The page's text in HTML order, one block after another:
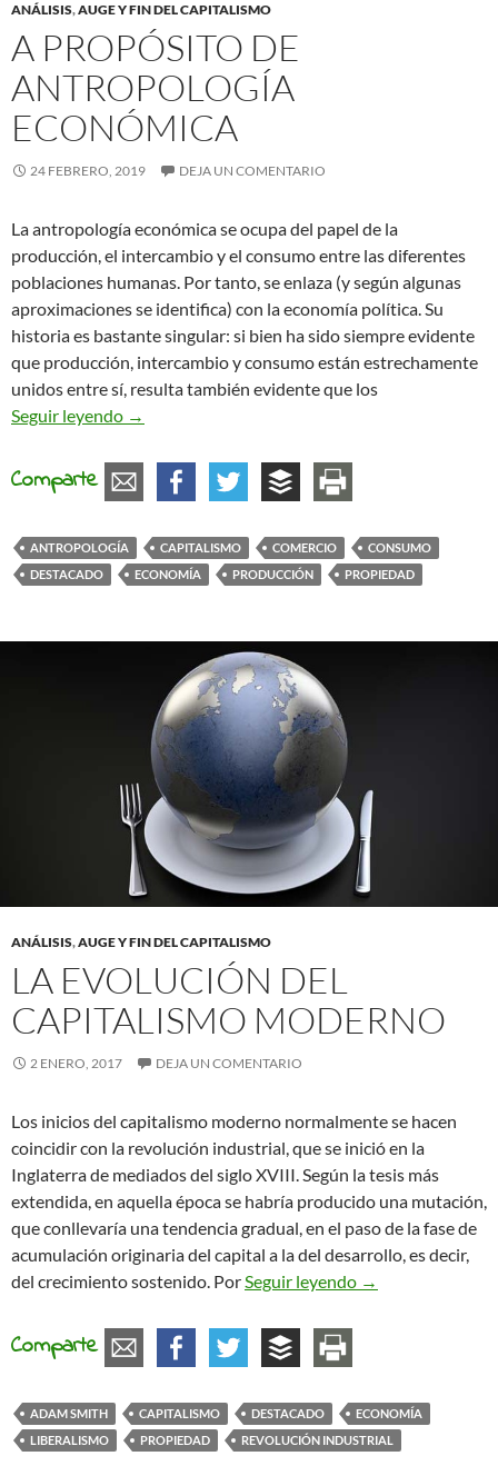
ANÁLISIS,AUGE Y FIN DEL CAPITALISMO
A PROPÓSITO DE
ANTROPOLOGÍA
ECONÓMICA
24 FEBRERO, 2019 DEJA UN COMENTARIO
La antropología económica se ocupa del papel de la
producción, el intercambio y el consumo entre las diferentes
poblaciones humanas. Por tanto, se enlaza (y según algunas
aproximaciones se identifica) con la economía política. Su
historia es bastante singular: si bien ha sido siempre evidente
que producción, intercambio y consumo están estrechamente
unidos entre sí, resulta también evidente que los
Seguir leyendo A propósito de antropología económica
→
Comparte
ANTROPOLOGÍA CAPITALISMO COMERCIO
CONSUMO
DESTACADO
ECONOMÍA PRODUCCIÓN PROPIEDAD
ANÁLISIS,AUGE Y FIN DEL CAPITALISMO
LA EVOLUCIÓN DEL
CAPITALISMO MODERNO
2 ENERO, 2017 DEJA UN COMENTARIO
Los inicios del capitalismo moderno normalmente se hacen
coincidir con la revolución industrial, que se inició en la
Inglaterra de mediados del siglo XVIII. Según la tesis más
extendida, en aquella época se habría producido una mutación,
que conllevaría una tendencia gradual, en el paso de la fase de
acumulación originaria del capital a la del desarrollo, es decir,
del crecimiento sostenido. Por Seguir leyendo La evolución del
→
Comparte
ADAM SMITH CAPITALISMO DESTACADO
ECONOMÍA
LIBERALISMO
PROPIEDAD REVOLUCIÓN INDUSTRIAL